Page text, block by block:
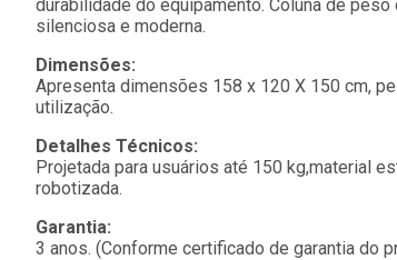
durabilidade do equipamento. Coluna de
silenciosa e moderna.
Dimensões:
Apresenta dimensões 158 x 120 X 150 cm,
utilização.
Detalhes Técnicos:
Projetada para usuários até 150 kg,material
robotizada.
Garantia:
3 anos. (Conforme certificado de garantia do